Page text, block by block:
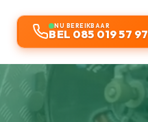
NU BEREIKBAAR
BEL 085 019 57 97